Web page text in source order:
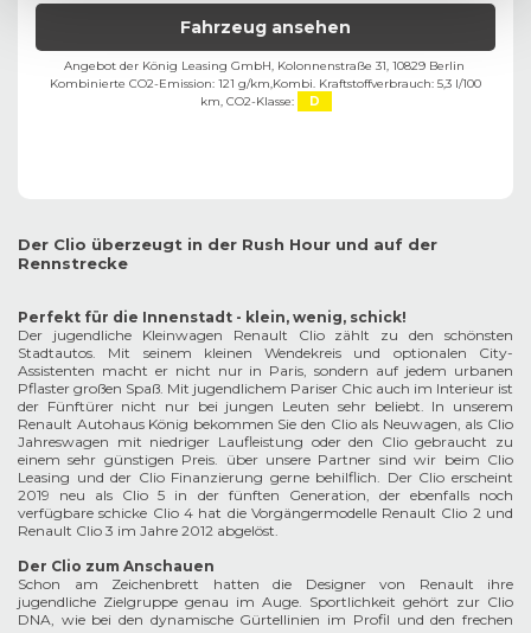
Fahrzeug ansehen
Angebot der König Leasing GmbH, Kolonnenstraße 31, 10829 Berlin ​
Kombinierte CO2-Emission: 121 g/km,Kombi. Kraftstoffverbrauch: 5,3 l/100
km, CO2-Klasse: D
Der Clio überzeugt in der Rush Hour und auf der
Rennstrecke
Perfekt für die Innenstadt - klein, wenig, schick!
Der jugendliche Kleinwagen Renault Clio zählt zu den schönsten
Stadtautos. Mit seinem kleinen Wendekreis und optionalen City-
Assistenten macht er nicht nur in Paris, sondern auf jedem urbanen
Pflaster großen Spaß. Mit jugendlichem Pariser Chic auch im Interieur ist
der Fünftürer nicht nur bei jungen Leuten sehr beliebt. In unserem
Renault Autohaus König bekommen Sie den Clio als Neuwagen, als Clio
Jahreswagen mit niedriger Laufleistung oder den Clio gebraucht zu
einem sehr günstigen Preis. über unsere Partner sind wir beim Clio
Leasing und der Clio Finanzierung gerne behilflich. Der Clio erscheint
2019 neu als Clio 5 in der fünften Generation, der ebenfalls noch
verfügbare schicke Clio 4 hat die Vorgängermodelle Renault Clio 2 und
Renault Clio 3 im Jahre 2012 abgelöst.
Der Clio zum Anschauen
Schon am Zeichenbrett hatten die Designer von Renault ihre
jugendliche Zielgruppe genau im Auge. Sportlichkeit gehört zur Clio
DNA, wie bei den dynamische Gürtellinien im Profil und den frechen